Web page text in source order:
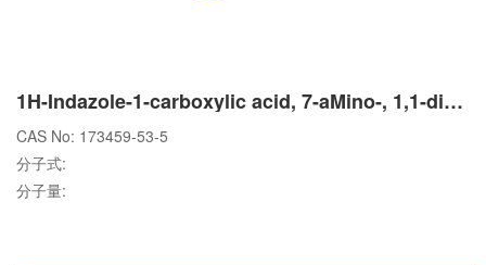
1H-Indazole-1-carboxylic acid, 7-aMino-, 1,1-diMethylethyl ester
CAS No: 173459-53-5
分子式:
分子量: